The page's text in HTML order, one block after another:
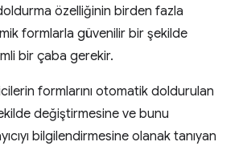
özelliğinin birden fazla
formlarla güvenilir bir şekilde
bir çaba gerekir.
formlarını otomatik doldurulan
değiştirmesine ve bunu
bilgilendirmesine olanak tanıyan